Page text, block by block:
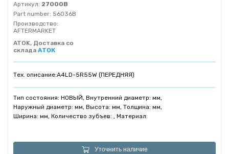
Артикул: 27000B
Part number: 56036B
Производство:
AFTERMARKET
ATOK, Доставка со
склада АТОК
Тех. описание:A4LD-5R55W (ПЕРЕДНЯЯ)
Тип состояния: НОВЫЙ, Внутренний диаметр: мм,
Наружный диаметр: мм, Высота: мм, Толщина: мм,
Ширина: мм, Количество зубъев: , Материал:
Уточнить наличие